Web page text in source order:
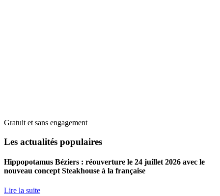
Gratuit et sans engagement
Les actualités populaires
Hippopotamus Béziers : réouverture le 24 juillet 2026 avec le
nouveau concept Steakhouse à la française
Lire la suite